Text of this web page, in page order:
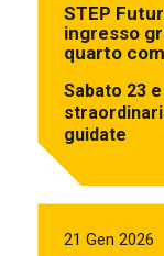
STEP
ingresso
quarto
Sabato 23
guidate
21 Gen 2026